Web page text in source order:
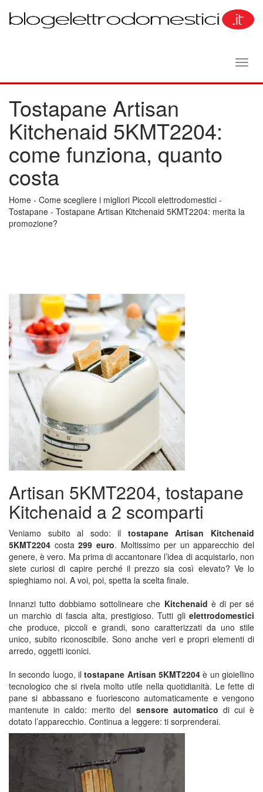
Tostapane Artisan
Kitchenaid 5KMT2204:
come funziona, quanto
costa
Home - Come scegliere i migliori Piccoli elettrodomestici -
Tostapane - Tostapane Artisan Kitchenaid 5KMT2204: merita la
promozione?
Artisan 5KMT2204, tostapane
Kitchenaid a 2 scomparti
Veniamo subito al sodo: il tostapane Artisan Kitchenaid
5KMT2204 costa299 euro. Moltissimo per un apparecchio del
genere, è vero. Ma prima di accantonare l’idea di acquistarlo, non
siete curiosi di capire perché il prezzo sia così elevato? Ve lo
spieghiamo noi. A voi, poi, spetta la scelta finale.
Innanzi tutto dobbiamo sottolineare che Kitchenaid è di per sé
un marchio di fascia alta, prestigioso. Tutti gli elettrodomestici
che produce, piccoli e grandi, sono caratterizzati da uno stile
unico, subito riconoscibile. Sono anche veri e propri elementi di
arredo, oggetti iconici.
In secondo luogo, iltostapane Artisan 5KMT2204 è un gioiellino
tecnologico che si rivela molto utile nella quotidianità. Le fette di
pane si abbassano e fuoriescono automaticamente e vengono
mantenute in caldo: merito del sensore automatico di cui è
dotato l’apparecchio. Continua a leggere: ti sorprenderai.